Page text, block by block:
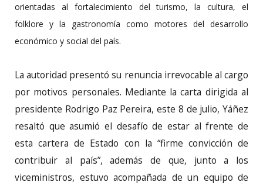
orientadas al fortalecimiento del turismo, la cultura, el
folklore y la gastronomía como motores del desarrollo
económico y social del país.
La autoridad presentó su renuncia irrevocable al cargo
por motivos personales. Mediante la carta dirigida al
presidente Rodrigo Paz Pereira, este 8 de julio, Yáñez
resaltó que asumió el desafío de estar al frente de
esta cartera de Estado con la “firme convicción de
contribuir al país”, además de que, junto a los
viceministros, estuvo acompañada de un equipo de